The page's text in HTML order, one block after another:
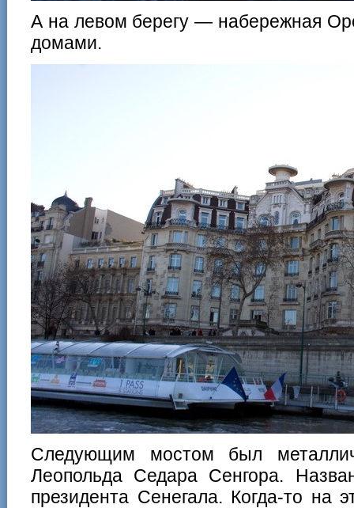
А на левом берегу — набережная
домами.
Следующим мостом был
Леопольда Седара Сенгора.
президента Сенегала. Когда-то на